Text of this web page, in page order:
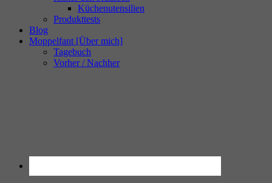
Küchenutensilien
Produkttests
Blog
Moppelfant [Über mich]
Tagebuch
Vorher / Nachher